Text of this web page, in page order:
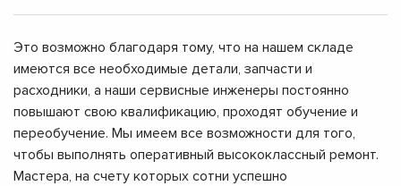
Это возможно благодаря тому, что на нашем складе
имеются все необходимые детали, запчасти и
расходники, а наши сервисные инженеры постоянно
повышают свою квалификацию, проходят обучение и
переобучение. Мы имеем все возможности для того,
чтобы выполнять оперативный высококлассный ремонт.
Мастера, на счету которых сотни успешно